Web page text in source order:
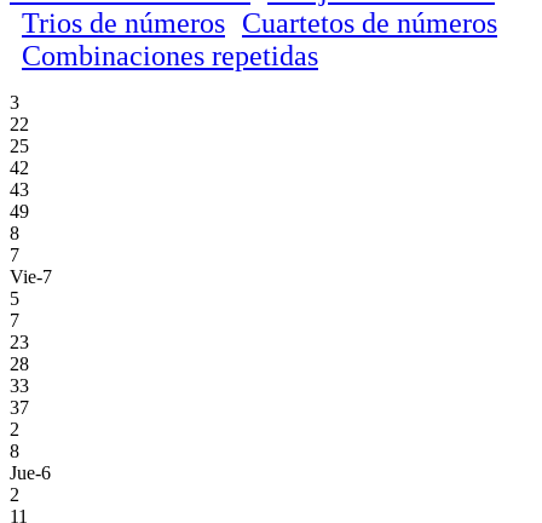
Trios de números Cuartetos de números
Combinaciones repetidas
3
22
25
42
43
49
8
7
Vie-7
5
7
23
28
33
37
2
8
Jue-6
2
11